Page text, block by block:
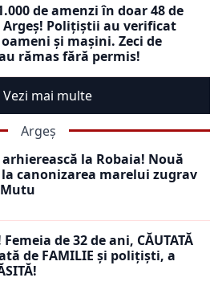
de amenzi în doar 48 de
Argeș! Polițiștii au verificat
și mașini. Zeci de
rămas fără permis!
Vezi mai multe
Argeș
la Robaia! Nouă
canonizarea marelui zugrav
Femeia de 32 de ani, CĂUTATĂ
de FAMILIE și polițiști, a